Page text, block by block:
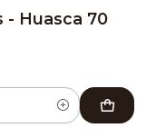
- Huasca 70